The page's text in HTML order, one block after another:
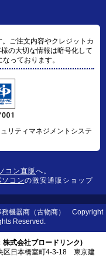
ご注文内容やクレジットカ
の大切な情報は暗号化して
っております。
リティマネジメントシステ
コン直販へ。
コンの激安通販ショップ
機器商（古物商） Copyright
Reserved.
株式会社ブロードリンク)
日本橋室町4-3-18 東京建